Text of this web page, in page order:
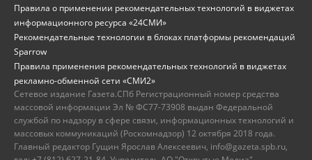
Правила о применении рекомендательных технологий в виджетах
информационного ресурса «24СМИ»
Рекомендательные технологии в блоках платформы рекомендаций
Sparrow
Правила применения рекомендательных технологий в виджетах
рекламно-обменной сети «СМИ2»
Сетевое издание Газета.СПб Регистрационный номер средства
массовой информации Эл № ФС77-73908 выдан Федеральной
службой по надзору в сфере связи, информационных технологий и
массовых коммуникаций (Роскомнадзор) 12 октября 2018 года.
Главный редактор Гущин Ярослав Алексеевич, info@gazeta.spb.ru,